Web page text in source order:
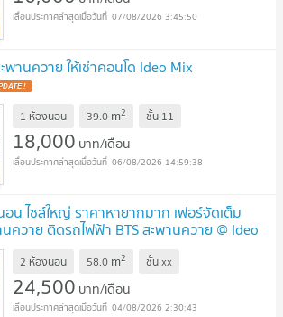
07/08/2026 3:45:50
านควาย ให้เช่าคอนโด Ideo Mix
!
1 ห้องนอน 39.0 m2 ชั้น 11
18,000 บาท/เดือน
06/08/2026 14:59:38
น ไซส์ใหญ่ ราคาหายากมาก เฟอร์จัดเต็ม
ควาย ติดรถไฟฟ้า BTS สะพานควาย @ Ideo
2 ห้องนอน 58.0 m2 ชั้นxx
24,500 บาท/เดือน
04/08/2026 2:30:43